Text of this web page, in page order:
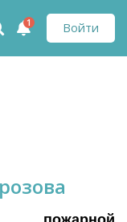
Войти
1